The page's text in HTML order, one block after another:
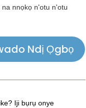
nnọkọ n'otu n'otu
Ndị Ọgbọ
Iji bụrụ onye